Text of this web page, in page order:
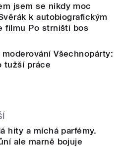
jsem se nikdy moc
k autobiografickým
filmu Po strništi bos
Všechnopárty:
tužší práce
hity a míchá parfémy.
ale marně bojuje